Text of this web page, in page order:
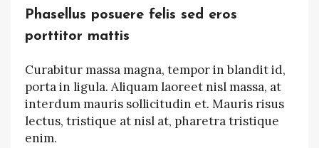
Phasellus posuere felis sed eros
porttitor mattis
Curabitur massa magna, tempor in blandit id,
porta in ligula. Aliquam laoreet nisl massa, at
interdum mauris sollicitudin et. Mauris risus
lectus, tristique at nisl at, pharetra tristique
enim.